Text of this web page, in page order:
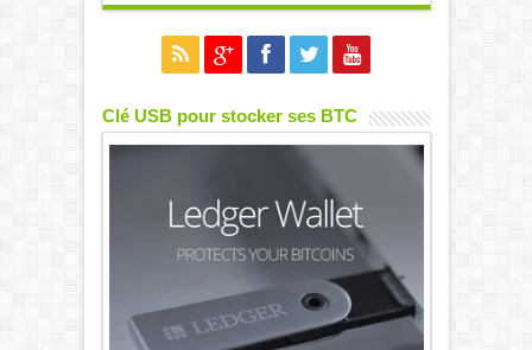
Clé USB pour stocker ses BTC